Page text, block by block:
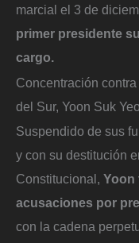
marcial el 3 de
primer presidente
cargo.
Concentración
del Sur, Yoon Suk
Suspendido de sus
y con su destitución
Constitucional, Yoon
acusaciones por
con la cadena